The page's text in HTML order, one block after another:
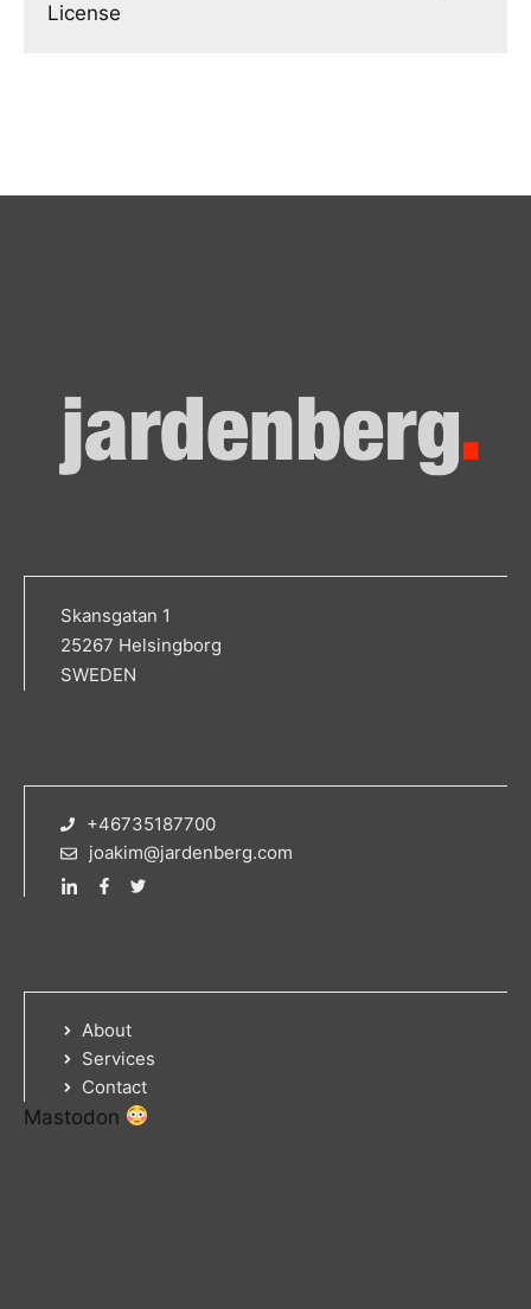
License
Skansgatan 1
25267 Helsingborg
SWEDEN
+46735187700
joakim@jardenberg.com
About
Services
Contact
Mastodon